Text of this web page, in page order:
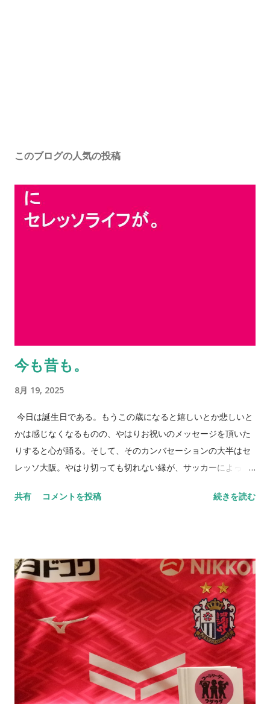
このブログの人気の投稿
今も昔も。
8月 19, 2025
今日は誕生日である。もうこの歳になると嬉しいとか悲しいと
かは感じなくなるものの、やはりお祝いのメッセージを頂いた
りすると心が踊る。そして、そのカンバセーションの大半はセ
レッソ大阪。やはり切っても切れない縁が、サッカーによって
てはいるものの、それでも多くのところも顔を出したいと思う
た。札幌に行く用があり少し足を伸ばしたわけだ。グラウンド
に着いた瞬間に我が目を疑った。ものすごい数のセレッソ大阪
サポーターがいたのだから当たり前と言えば当たり前だ。勿論
ご家族の方が多いとは思うが、こんなにいるとは想像していな
かった。 身内以外のサポーターが単独で行けるかというと厳し
い面もあるだろうが、その中でもサポートに向かう方々はい
る。セレッソ大阪のサポーターの歴史はこのようにして続いて
いっていることに、誕生日以上に感激してしまう。アカデミー
共有 コメントを投稿 続きを読む